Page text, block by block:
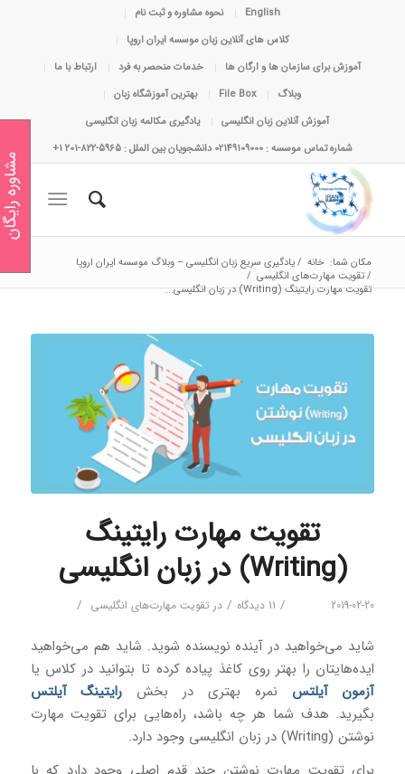
English
نحوه مشاوره و ثبت نام
کلاس های آنلاین زبان موسسه ایران اروپا
آموزش برای سازمان ها و ارگان ها
خدمات منحصر به فرد
ارتباط با ما
وبلاگ
File Box
بهترین آموزشگاه زبان
آموزش آنلاین زبان انگلیسی
یادگیری مکالمه زبان انگلیسی
شماره تماس موسسه : 02149109000 دانشجویان بین الملل : 5965-822-201 1+
مکان شما: خانه / یادگیری سریع زبان انگلیسی – وبلاگ موسسه ایران اروپا
/ تقویت مهارت‌های انگلیسی /
تقویت مهارت رایتینگ (Writing) در زبان انگلیسی...
تقویت مهارت رایتینگ
(Writing) در زبان انگلیسی
2019-02-20
/ 11 دیدگاه / در تقویت مهارت‌های انگلیسی /
شاید می‌خواهید در آینده نویسنده شوید. شاید هم می‌خواهید
ایده‌هایتان را بهتر روی کاغذ پیاده کرده تا بتوانید در کلاس یا
آزمون آیلتس نمره بهتری در بخش رایتینگ آیلتس
بگیرید. هدف شما هر چه باشد، راه‌هایی برای تقویت مهارت
نوشتن (Writing) در زبان انگلیسی وجود دارد.